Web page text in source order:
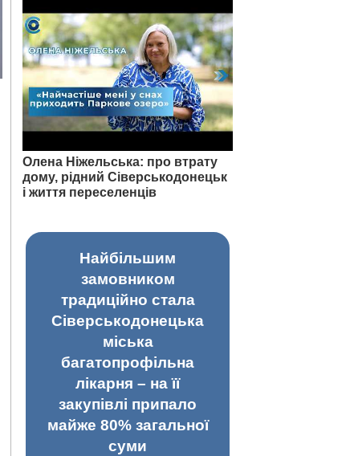
Олена Ніжельська: про втрату
дому, рідний Сіверськодонецьк
і життя переселенців
Найбільшим
замовником
традиційно стала
Сіверськодонецька
міська
багатопрофільна
лікарня – на її
закупівлі припало
майже 80% загальної
суми